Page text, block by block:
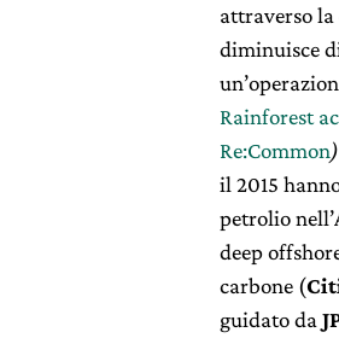
attraverso
diminuisce
Rainforest
Re:Common)
il 2015
petrolio
deep
carbone (
guidato da